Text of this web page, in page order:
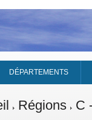
DÉPARTEMENTS
Régions
C